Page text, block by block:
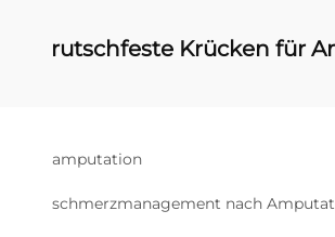
rutschfeste Krücken für
amputation
schmerzmanagement nach